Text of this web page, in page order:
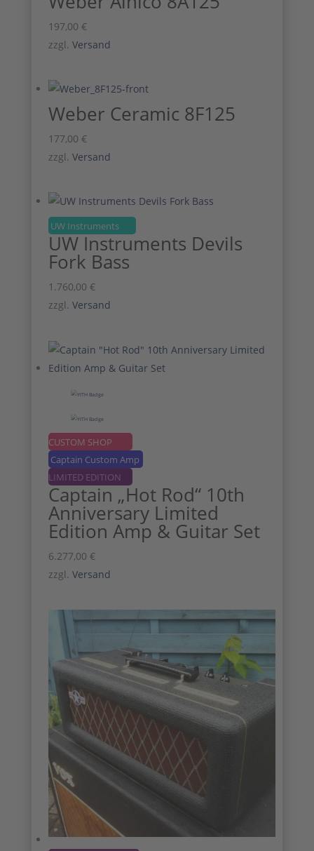
197,00 €
zzgl. Versand
Weber Ceramic 8F125
177,00 €
zzgl. Versand
UW Instruments
UW Instruments Devils
Fork Bass
1.760,00 €
zzgl. Versand
CUSTOM SHOP
Captain Custom Amp
LIMITED EDITION
Captain „Hot Rod“ 10th
Anniversary Limited
Edition Amp & Guitar Set
6.277,00 €
zzgl. Versand